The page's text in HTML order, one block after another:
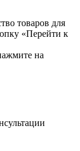
товаров для
«Перейти к
на